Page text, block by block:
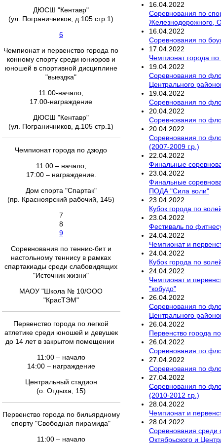
ДЮСШ "Кентавр"
(ул. Пограничников, д.105 стр.1)
6
Чемпионат и первенство города по
конному спорту среди юниоров и
юношей в спортивной дисциплине
"выездка"
11.00-начало;
17.00-награждение
ДЮСШ "Кентавр"
(ул. Пограничников, д.105 стр.1)
Чемпионат города по дзюдо
11:00 – начало;
17:00 – награждение.
Дом спорта "Спартак"
(пр. Красноярский рабочий, 145)
7
8
9
Соревнования по теннис-бит и
настольному теннису в рамках
спартакиады среди слабовидящих
"Источник жизни"
МАОУ "Школа № 10/ООО
"КрасТЭМ"
Первенство города по легкой
атлетике среди юношей и девушек
до 14 лет в закрытом помещении
11:00 – начало
14:00 – награждение
Центральный стадион
(о. Отдыха, 15)
Первенство города по бильярдному
спорту "Свободная пирамида"
11:00 – начало
16 04 2022
Соревнования по
Железнодорожного,
16 04 2022
Соревнования по
17 04 2022
Чемпионат города
19 04 2022
Соревнования по
Центрального
19 04 2022
Соревнования по
20 04 2022
Соревнования по
20 04 2022
Соревнования по
(2007-2009 г.р.)
22 04 2022
Финальные
23 04 2022
Финальные
ПОДА "Сила воли"
23 04 2022
Кубок города по
23 04 2022
Фестиваль по
24 04 2022
Чемпионат и
24 04 2022
Кубок города по
24 04 2022
Чемпионат и
"кобудо"
26 04 2022
Соревнования по
Центрального
26 04 2022
Первенство города
26 04 2022
Соревнования по
27 04 2022
Соревнования по
27 04 2022
Соревнования по
(2010-2012 г.р.)
28 04 2022
Чемпионат и
28 04 2022
Соревнования среди
Октябрьского и